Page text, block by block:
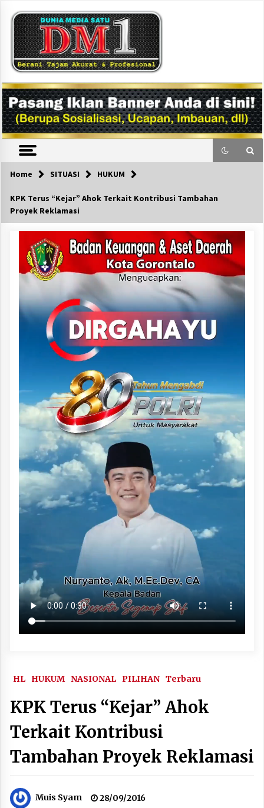
content
DM1
Home SITUASI HUKUM
KPK Terus “Kejar” Ahok Terkait Kontribusi Tambahan
Proyek Reklamasi
HL HUKUM NASIONAL PILIHAN Terbaru
KPK Terus “Kejar” Ahok
Terkait Kontribusi
Tambahan Proyek Reklamasi
Muis Syam 28/09/2016